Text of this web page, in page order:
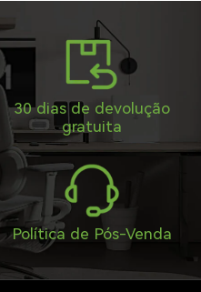
30 dias de devolução
gratuita
Política de Pós-Venda